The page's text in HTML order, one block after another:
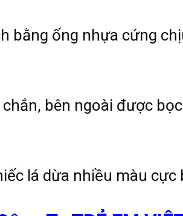
bằng ống nhựa cứng
bên ngoài được
lá dừa nhiều màu cực